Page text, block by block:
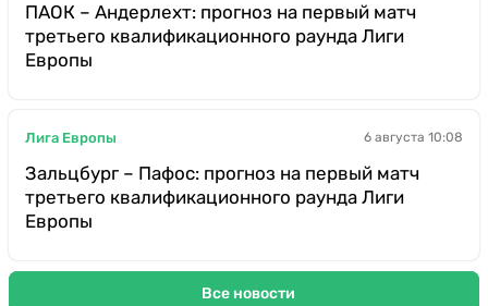
ПАОК – Андерлехт: прогноз на первый матч
третьего квалификационного раунда Лиги
Европы
Лига Европы 6 августа 10:08
Зальцбург – Пафос: прогноз на первый матч
третьего квалификационного раунда Лиги
Европы
Все новости